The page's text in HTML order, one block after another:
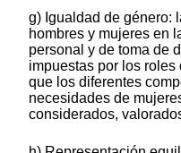
g) Igualdad de género:
hombres y mujeres en
personal y de toma de
impuestas por los
que los diferentes
necesidades de
considerados,